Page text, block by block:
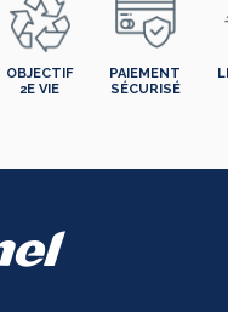
OBJECTIF
2E VIE
PAIEMENT
SÉCURISÉ